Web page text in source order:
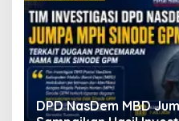
Tim Investigasi DPD